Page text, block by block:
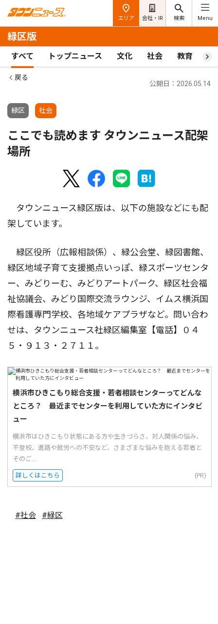
エリア 会社・IR 検索 Menu
緑区版
すべて トップニュース 文化 社会 教育 ス
戻る
緑区 社会
公開日：2026.05.14
ここでも読めます タウンニュース配架
場所
タウンニュース緑区版は、以下の施設などにも配
架しています。
緑区役所（広報相談係）、緑公会堂、緑図書館、
緑区地域子育て支援拠点いっぽ、緑スポーツセンタ
ー、みどりーむ、みどりアートパーク、緑区社会福
祉協議会、みどり国際交流ラウンジ、イムス横浜国
際看護専門学校、各地域ケアプラザなど。問い合わ
せは、タウンニュース社緑区編集室【電話】０４
５・９１３・２７１１。
横浜市ひきこもり総合支援・若者相談センターってどんな
ところ？ 最近までセンターを利用していた方にインタビ
ュー
横浜市はひきこもり状態にある方や生きづらさ、対人関係の悩み、
不登校、進路や就労への不安など、さまざまな悩みを抱える若者と
そのご...
詳しくはこちら (PR)
#社会 #緑区